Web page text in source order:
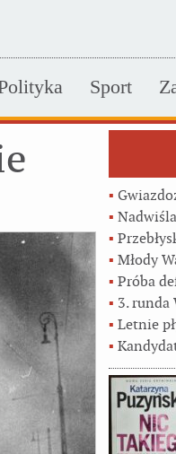
Sport
Młody
Próba
3. runda
Letnie